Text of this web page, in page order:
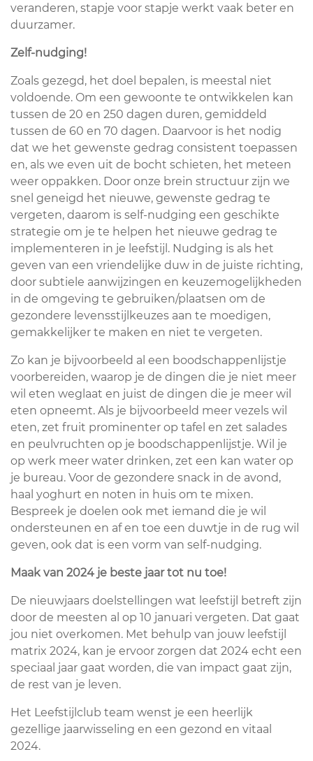
veranderen, stapje voor stapje werkt vaak beter en
duurzamer.
Zelf-nudging!
Zoals gezegd, het doel bepalen, is meestal niet
voldoende. Om een gewoonte te ontwikkelen kan
tussen de 20 en 250 dagen duren, gemiddeld
tussen de 60 en 70 dagen. Daarvoor is het nodig
dat we het gewenste gedrag consistent toepassen
en, als we even uit de bocht schieten, het meteen
weer oppakken. Door onze brein structuur zijn we
snel geneigd het nieuwe, gewenste gedrag te
vergeten, daarom is self-nudging een geschikte
strategie om je te helpen het nieuwe gedrag te
implementeren in je leefstijl. Nudging is als het
geven van een vriendelijke duw in de juiste richting,
door subtiele aanwijzingen en keuzemogelijkheden
in de omgeving te gebruiken/plaatsen om de
gezondere levensstijlkeuzes aan te moedigen,
gemakkelijker te maken en niet te vergeten.
Zo kan je bijvoorbeeld al een boodschappenlijstje
voorbereiden, waarop je de dingen die je niet meer
wil eten weglaat en juist de dingen die je meer wil
eten opneemt. Als je bijvoorbeeld meer vezels wil
eten, zet fruit prominenter op tafel en zet salades
en peulvruchten op je boodschappenlijstje. Wil je
op werk meer water drinken, zet een kan water op
je bureau. Voor de gezondere snack in de avond,
haal yoghurt en noten in huis om te mixen.
Bespreek je doelen ook met iemand die je wil
ondersteunen en af en toe een duwtje in de rug wil
geven, ook dat is een vorm van self-nudging.
Maak van 2024 je beste jaar tot nu toe!
De nieuwjaars doelstellingen wat leefstijl betreft zijn
door de meesten al op 10 januari vergeten. Dat gaat
jou niet overkomen. Met behulp van jouw leefstijl
matrix 2024, kan je ervoor zorgen dat 2024 echt een
speciaal jaar gaat worden, die van impact gaat zijn,
de rest van je leven.
Het Leefstijlclub team wenst je een heerlijk
gezellige jaarwisseling en een gezond en vitaal
2024.